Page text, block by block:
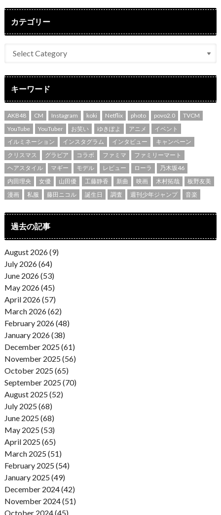
カテゴリー
キーワード
AKB48 CM Instagram koki Netflix photo povo2.0
TVCM
YouTube
YouTuber お笑い ゆきぽよ アニメ
イベント
イルミネーション
インスタグラム インタビュー
キャンペーン
クリスマス
グラビア コラボ ファミマ
ファミリーマート
ヘアスタイル
マギー モデル レビュー ローラ
乃木坂46
内田理央
女優 山田優 工藤静香 新曲 映画 木村拓哉
板野友美
漫画
私服 藤田ニコル 誕生日 調査 週刊少年ジャンプ 音楽
過去の記事
August 2026 (9)
July 2026 (64)
June 2026 (53)
May 2026 (45)
April 2026 (57)
March 2026 (62)
February 2026 (48)
January 2026 (38)
December 2025 (61)
November 2025 (56)
October 2025 (65)
September 2025 (70)
August 2025 (52)
July 2025 (68)
June 2025 (68)
May 2025 (53)
April 2025 (65)
March 2025 (51)
February 2025 (54)
January 2025 (49)
December 2024 (42)
November 2024 (51)
October 2024 (45)